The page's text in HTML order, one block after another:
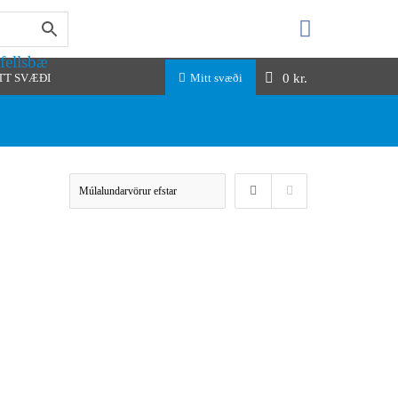
SVÆÐI Mitt svæði 0 kr.